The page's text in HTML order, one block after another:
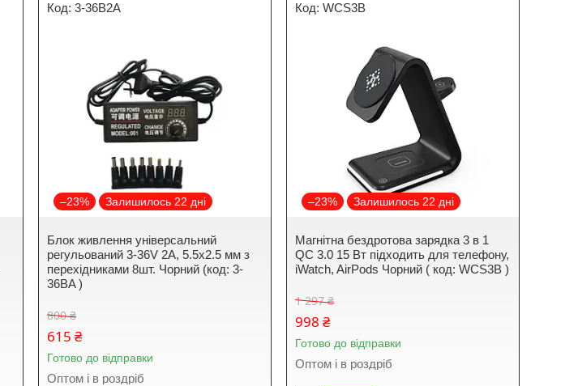
3-36B2A
–23% Залишилось 22 дні
Блок живлення універсальний
регульований 3-36V 2A, 5.5x2.5 мм з
перехідниками 8шт. Чорний (код: 3-
36BA )
800 ₴
615 ₴
Готово до відправки
Оптом і в роздріб
WCS3B
–23% Залишилось 22 дні
Магнітна бездротова зарядка 3 в 1
QC 3.0 15 Вт підходить для телефону,
iWatch, AirPods Чорний ( код: WCS3B )
1 297 ₴
998 ₴
Готово до відправки
Оптом і в роздріб